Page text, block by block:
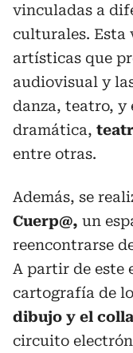
vinculadas a
culturales. Esta
artísticas que
audiovisual y
danza, teatro, y
dramática,
entre otras.
Además, se
Cuerp@, un
reencontrarse
A partir de este
cartografía de
dibujo y el
circuito